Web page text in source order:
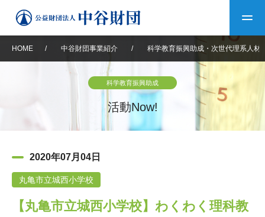
中谷財団について
設立趣意書
沿革 40年史デジタルブック
中谷財団事業紹介
神戸賞 長期大型研究助成
中谷財団動画紹介
その他情報
HOME / 中谷財団事業紹介 / 科学教育振興助成・次世代理系人材
科学教育振興助成
活動Now!
2020年07月04日
丸亀市立城西小学校
【丸亀市立城西小学校】わくわく理科教